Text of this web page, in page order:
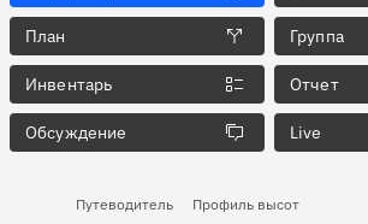
План Группа
Инвентарь Отчет
Обсуждение Live
Путеводитель Профиль высот